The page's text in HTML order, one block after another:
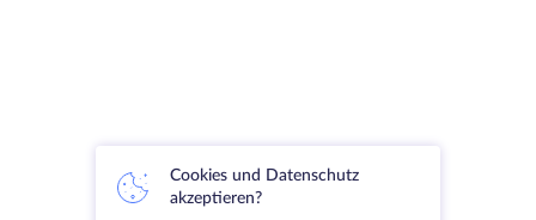
Cookies und Datenschutz
akzeptieren?